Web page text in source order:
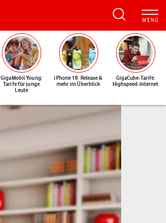
GigaMobil Young:
Tarife für junge
Leute
iPhone 18: Release &
mehr im Überblick
GigaCube-Tarife:
Highspeed-Internet